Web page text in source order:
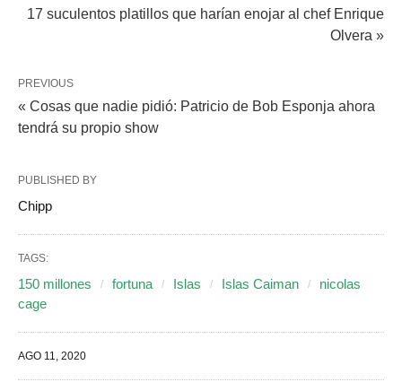
17 suculentos platillos que harían enojar al chef Enrique
Olvera »
PREVIOUS
« Cosas que nadie pidió: Patricio de Bob Esponja ahora
tendrá su propio show
PUBLISHED BY
Chipp
TAGS:
150 millones fortuna Islas Islas Caiman
nicolas
cage
AGO 11, 2020